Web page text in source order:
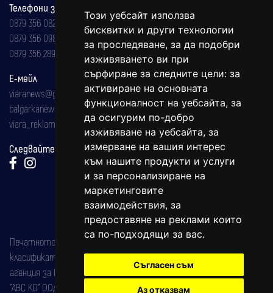
Този уебсайт използва
бисквитки и други технологии
за проследяване, за да подобри
изживяването ви при
сърфиране за следните цели: за
активиране на основната
функционалност на уебсайта, за
да осигурим по-добро
изживяване на уебсайта, за
измерване на вашия интерес
към нашите продукти и услуги
и за персонализиране на
маркетинговите
взаимодействия, за
предоставяне на реклами които
са по-подходящи за вас.
Съгласен съм
Аз отказвам
Телефони за реклама и абонаменти
0879 356 082
0879 356 098
0879 356 289
Е-мейл
viaranews@gmail.com
balgarkanews@gmail.com
viara_reklama@mail.bg
Следвайте ни:
Печатното издание на вестника е регистрирано в националния
класификатор на печатните издания (Българска национална
агенция за ISSN) под номер: ISSN 1312-4722.
"АВС КО" ООД е притежател на марката: Вяра информационен